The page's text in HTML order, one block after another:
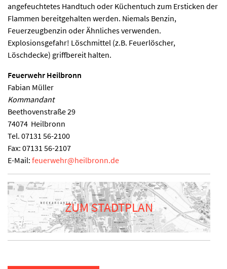
angefeuchtetes Handtuch oder Küchentuch zum Ersticken der
Flammen bereitgehalten werden. Niemals Benzin,
Feuerzeugbenzin oder Ähnliches verwenden.
Explosionsgefahr! Löschmittel (z.B. Feuerlöscher,
Löschdecke) griffbereit halten.
Feuerwehr Heilbronn
Fabian Müller
Kommandant
Beethovenstraße 29
74074 Heilbronn
Tel. 07131 56-2100
Fax: 07131 56-2107
E-Mail: feuerwehr@heilbronn.de
ZUM STADTPLAN